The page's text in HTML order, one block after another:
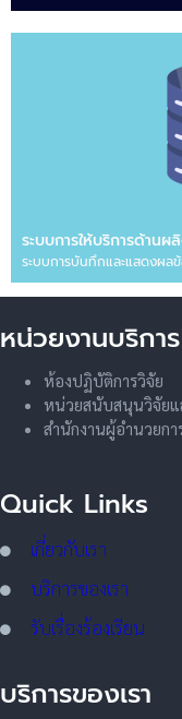
ระบบการให้บริการด้านผ
ระบบการบันทึกและแสดงผล
หน่วยงานบริการ
ห้องปฏิบัติการวิจัย
หน่วยสนับสนุนวิจัยแ
สำนักงานผู้อำนวยกา
Quick Links
เกี่ยวกับเรา
บริการของเรา
รับเรื่องร้องเรียน
บริการของเรา